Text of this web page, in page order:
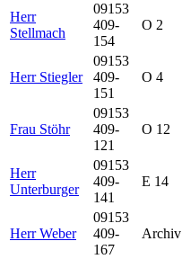
Herr
Stellmach
09153
409-
154
O 2
Herr Stiegler
09153
409-
151
O 4
Frau Stöhr
09153
409-
121
O 12
Herr
Unterburger
09153
409-
141
E 14
Herr Weber
09153
409-
167
Archiv